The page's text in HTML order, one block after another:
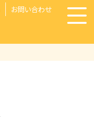
お問い合わせ